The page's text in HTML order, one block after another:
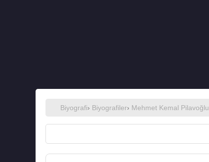
Biyografi› Biyografiler› Mehmet Kemal Pilavoğlu